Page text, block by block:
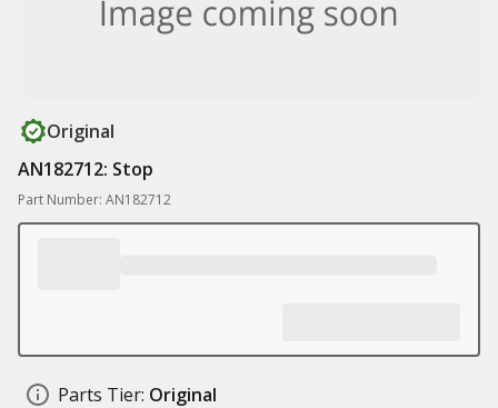
Original
AN182712: Stop
Part Number: AN182712
Parts Tier: Original